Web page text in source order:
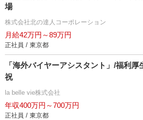
場
株式会社北の達人コーポレーション
月給42万円～89万円
正社員 / 東京都
「海外バイヤーアシスタント」/福利厚
祝
la belle vie株式会社
年収400万円～700万円
正社員 / 東京都